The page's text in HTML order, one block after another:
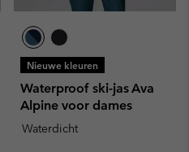
Nieuwe kleuren
Waterproof ski-jas Ava
Alpine voor dames
Waterdicht